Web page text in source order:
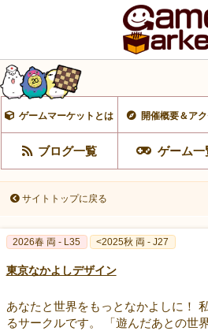
ゲームマーケットとは 開催概要＆ア
ブログ一覧 ゲーム一
サイトトップに戻る
2026春 両 - L35 <2025秋 両 - J27
東京なかよしデザイン
あなたと世界をもっとなかよしに！
るサークルです。 「遊んだあとの世